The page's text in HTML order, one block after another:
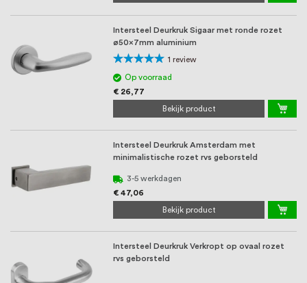
Intersteel Deurkruk Sigaar met ronde rozet
ø50x7mm aluminium
Waardering:
100%
1 review
Op voorraad
€ 26,77
Bekijk product
Intersteel Deurkruk Amsterdam met
minimalistische rozet rvs geborsteld
3-5 werkdagen
€ 47,06
Bekijk product
Intersteel Deurkruk Verkropt op ovaal rozet
rvs geborsteld